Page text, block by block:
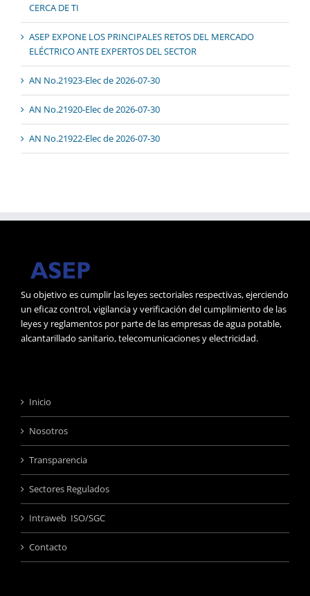
CERCA DE TI
ASEP EXPONE LOS PRINCIPALES RETOS DEL MERCADO
ELÉCTRICO ANTE EXPERTOS DEL SECTOR
AN No.21923-Elec de 2026-07-30
AN No.21920-Elec de 2026-07-30
AN No.21922-Elec de 2026-07-30
Su objetivo es cumplir las leyes sectoriales respectivas, ejerciendo
un eficaz control, vigilancia y verificación del cumplimiento de las
leyes y reglamentos por parte de las empresas de agua potable,
alcantarillado sanitario, telecomunicaciones y electricidad.
Inicio
Nosotros
Transparencia
Sectores Regulados
Intraweb ISO/SGC
Contacto